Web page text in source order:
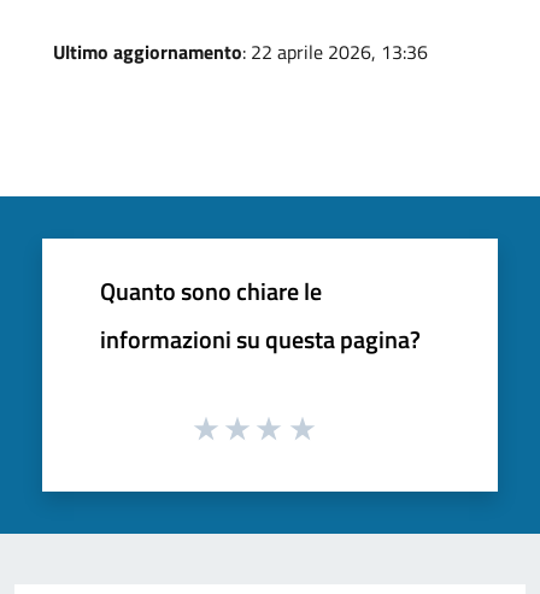
Ultimo aggiornamento: 22 aprile 2026, 13:36
Quanto sono chiare le
informazioni su questa pagina?